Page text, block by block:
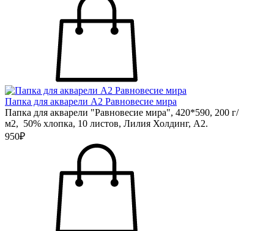
Папка для акварели А2 Равновесие мира
Папка для акварели "Равновесие мира", 420*590, 200 г/
м2, 50% хлопка, 10 листов, Лилия Холдинг, А2.
950₽